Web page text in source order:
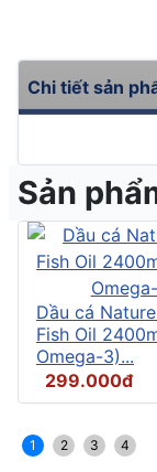
Chi tiết sản
Sản
Dầu cá
Fish Oil
Omega-3)...
299.000đ
1 2 3 4